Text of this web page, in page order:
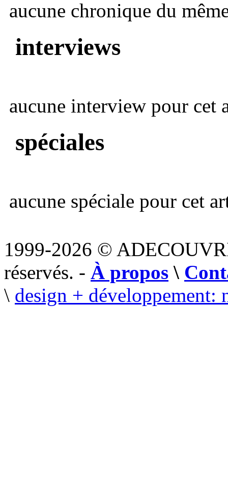
aucune chronique du
interviews
aucune interview pour cet
spéciales
aucune spéciale pour cet
1999-2026 ©
réservés. - À propos \
\ design + développement: